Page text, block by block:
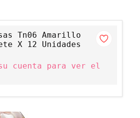
Tn06 Amarillo
X 12 Unidades
cuenta para ver el